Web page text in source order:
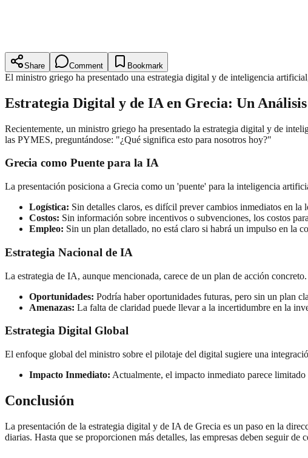
Share Comment Bookmark
El ministro griego ha presentado una estrategia digital y de inteligencia
Estrategia Digital y de IA en Grecia: Un
Recientemente, un ministro griego ha presentado la estrategia digital y de
las PYMES, preguntándose: "¿Qué significa esto para nosotros hoy?"
Grecia como Puente para la IA
La presentación posiciona a Grecia como un 'puente' para la inteligencia
Logística: Sin detalles claros, es difícil prever cambios inmediatos en la
Costos: Sin información sobre incentivos o subvenciones, los costos
Empleo: Sin un plan detallado, no está claro si habrá un impulso en la
Estrategia Nacional de IA
La estrategia de IA, aunque mencionada, carece de un plan de acción
Oportunidades: Podría haber oportunidades futuras, pero sin un plan
Amenazas: La falta de claridad puede llevar a la incertidumbre en la
Estrategia Digital Global
El enfoque global del ministro sobre el pilotaje del digital sugiere una
Impacto Inmediato: Actualmente, el impacto inmediato parece
Conclusión
La presentación de la estrategia digital y de IA de Grecia es un paso en la
diarias. Hasta que se proporcionen más detalles, las empresas deben seguir de